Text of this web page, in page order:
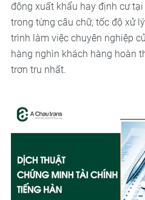
động xuất khẩu hay định cư
trong từng câu chữ, tốc độ xử
trình làm việc chuyên nghiệp
hàng nghìn khách hàng hoàn
trơn tru nhất.